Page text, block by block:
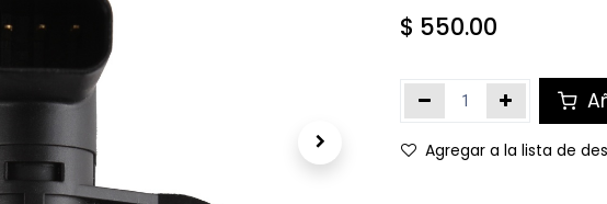
$ 550.00
Agregar a la lista de